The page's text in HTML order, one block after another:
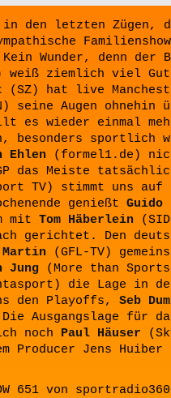
den letzten Zügen,
Wunder, denn der
weiß ziemlich viel
(SZ) hat live
seine Augen
es wieder einmal
besonders sportlich
Ehlen (formel1.de)
das Meiste
TV) stimmt uns auf
genießt Guido
mit Tom Häberlein
gerichtet. Den
(GFL-TV)
Jung (More than
die Lage in
den Playoffs, Seb
Ausgangslage für
noch Paul Häuser
Producer Jens Huiber
651 von sportradio360